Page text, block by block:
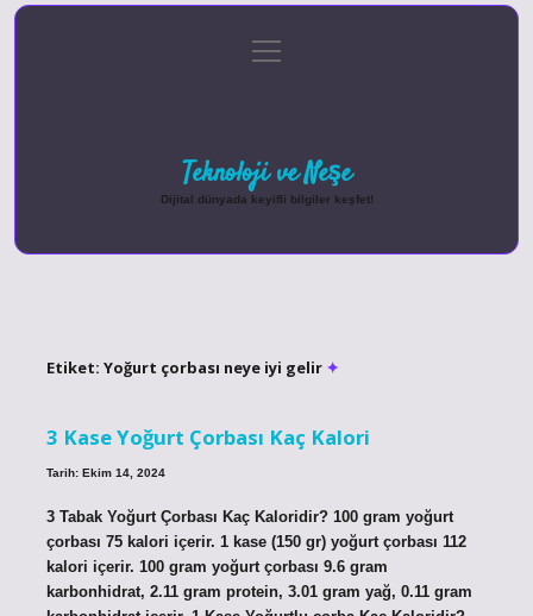
Gizlilik Politikası
menüyü
aç
Teknoloji ve Neşe
Dijital dünyada keyifli bilgiler keşfet!
Etiket: Yoğurt çorbası neye iyi gelir
3 Kase Yoğurt Çorbası Kaç Kalori
Tarih: Ekim 14, 2024
3 Tabak Yoğurt Çorbası Kaç Kaloridir? 100 gram yoğurt
çorbası 75 kalori içerir. 1 kase (150 gr) yoğurt çorbası 112
kalori içerir. 100 gram yoğurt çorbası 9.6 gram
karbonhidrat, 2.11 gram protein, 3.01 gram yağ, 0.11 gram